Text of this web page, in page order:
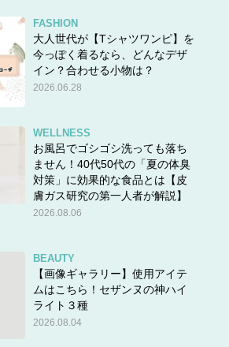
FASHION
大人世代が【Tシャツワンピ】を
今っぽく着るなら、どんなデザ
イン？合わせる小物は？
2026.06.28
WELLNESS
お風呂でゴシゴシ洗っても落ち
ません！40代50代の「夏の体臭
対策」に効果的な食品とは【皮
膚ガス研究の第一人者が解説】
2026.08.06
BEAUTY
【画像ギャラリー】使用アイテ
ムはこちら！セザンヌの神ハイ
ライト３種
2026.08.04